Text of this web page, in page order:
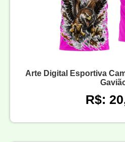
Arte Digital Esportiva
R$: